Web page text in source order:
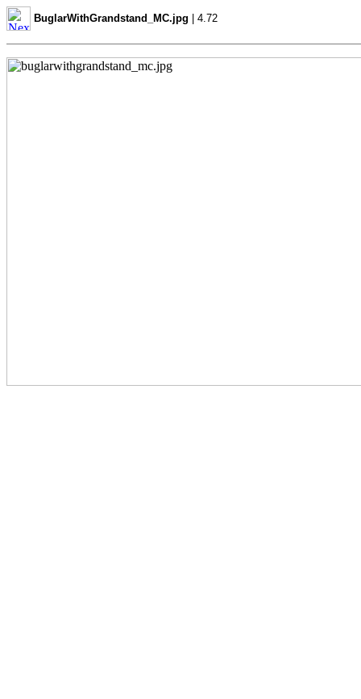
BuglarWithGrandstand_MC.jpg | 4.72